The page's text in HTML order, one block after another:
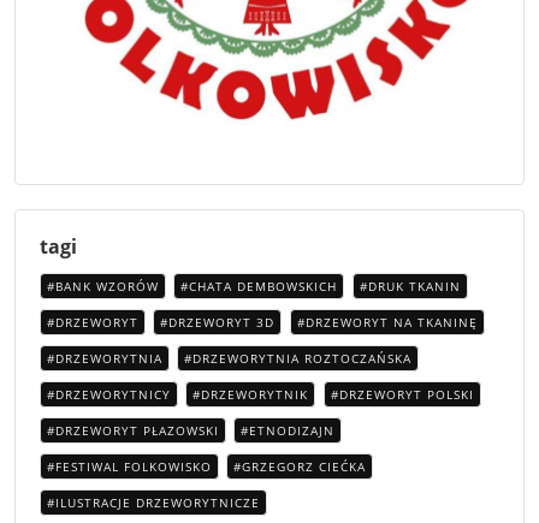
tagi
BANK WZORÓW CHATA DEMBOWSKICH DRUK TKANIN
DRZEWORYT DRZEWORYT 3D DRZEWORYT NA TKANINĘ
DRZEWORYTNIA DRZEWORYTNIA ROZTOCZAŃSKA
DRZEWORYTNICY DRZEWORYTNIK DRZEWORYT POLSKI
DRZEWORYT PŁAZOWSKI ETNODIZAJN
FESTIWAL FOLKOWISKO GRZEGORZ CIEĆKA
ILUSTRACJE DRZEWORYTNICZE